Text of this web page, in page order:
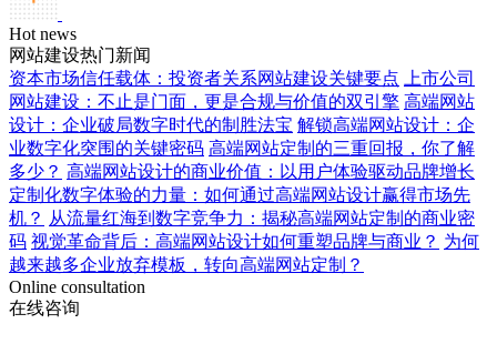
Hot news
网站建设热门新闻
资本市场信任载体：投资者关系网站建设关键要点
上市公司
网站建设：不止是门面，更是合规与价值的双引擎 高端网站
设计：企业破局数字时代的制胜法宝 解锁高端网站设计：企
业数字化突围的关键密码 高端网站定制的三重回报，你了解
多少？ 高端网站设计的商业价值：以用户体验驱动品牌增长
定制化数字体验的力量：如何通过高端网站设计赢得市场先
机？ 从流量红海到数字竞争力：揭秘高端网站定制的商业密
码 视觉革命背后：高端网站设计如何重塑品牌与商业？ 为何
越来越多企业放弃模板，转向高端网站定制？
Online consultation
在线咨询